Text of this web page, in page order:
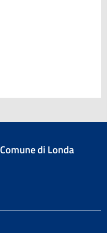
Comune di Londa